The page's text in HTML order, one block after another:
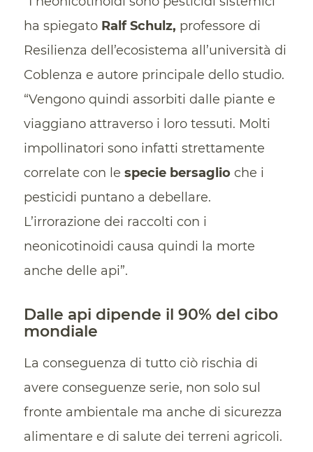
ha spiegato Ralf Schulz, professore di
Resilienza dell’ecosistema all’università di
Coblenza e autore principale dello studio.
“Vengono quindi assorbiti dalle piante e
viaggiano attraverso i loro tessuti. Molti
impollinatori sono infatti strettamente
correlate con le specie bersaglioche i
pesticidi puntano a debellare.
L’irrorazione dei raccolti con i
neonicotinoidi causa quindi la morte
anche delle api”.
Dalle api dipende il 90% del cibo
mondiale
La conseguenza di tutto ciò rischia di
avere conseguenze serie, non solo sul
fronte ambientale ma anche di sicurezza
alimentare e di salute dei terreni agricoli.